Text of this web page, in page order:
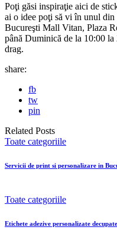
Poţi găsi inspiraţie aici de
ai o idee poţi să vi în unul
Bucureşti Mall Vitan, Plaza
până Duminică de la 10:00 la
drag.
share:
fb
tw
pin
Related Posts
Toate categoriile
Servicii de print si personalizare in
Toate categoriile
Etichete adezive personalizate